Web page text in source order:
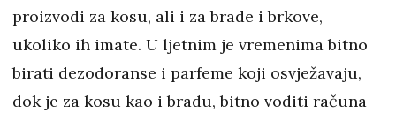
proizvodi za kosu, ali i za brade i brkove,
ukoliko ih imate. U ljetnim je vremenima bitno
birati dezodoranse i parfeme koji osvježavaju,
dok je za kosu kao i bradu, bitno voditi računa